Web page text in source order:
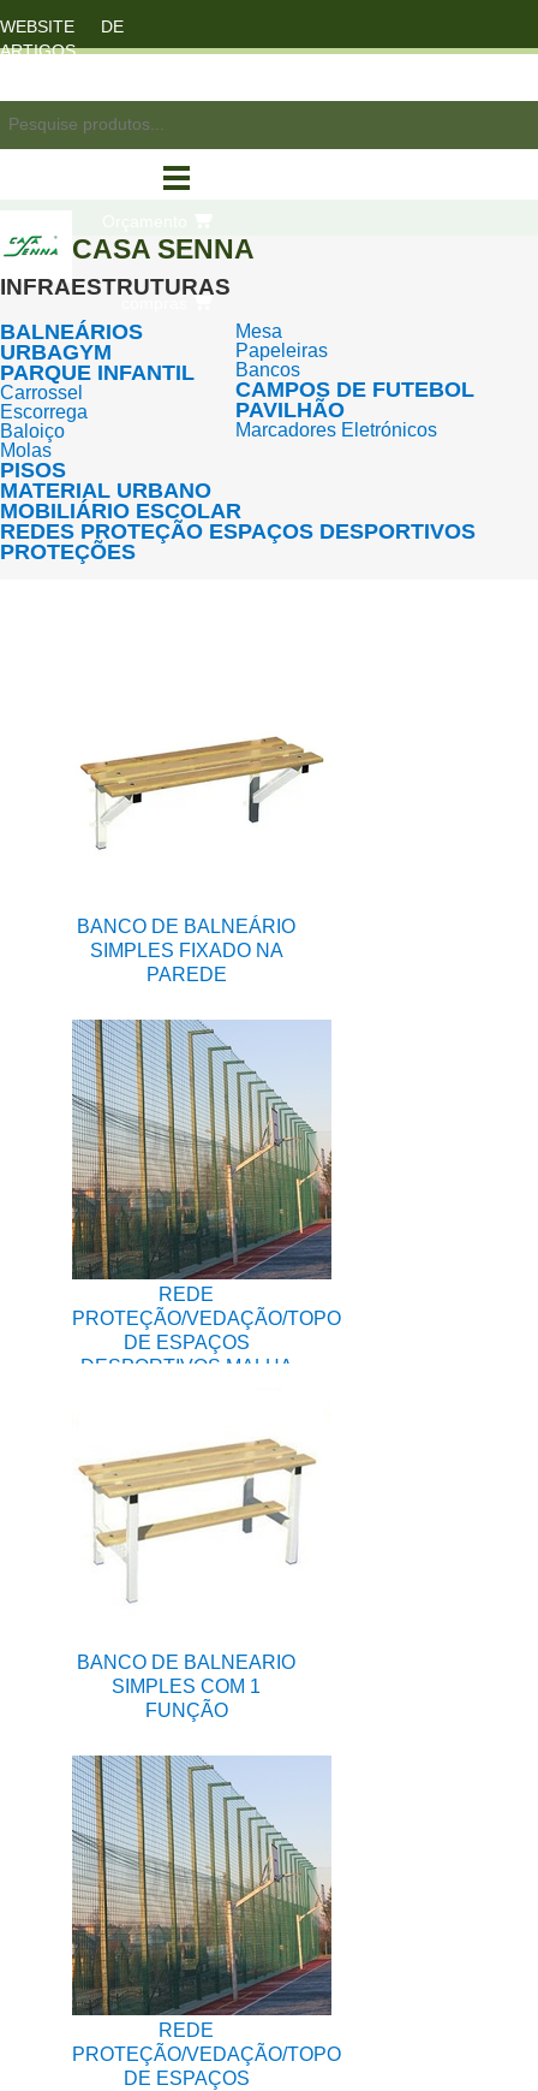
WEBSITE DE
ARTIGOS
CASA SENNA
INFRAESTRUTURAS
BALNEÁRIOS
URBAGYM
PARQUE INFANTIL
Carrossel
Escorrega
Baloiço
Molas
PISOS
MATERIAL URBANO
Mesa
Papeleiras
Bancos
CAMPOS DE FUTEBOL
PAVILHÃO
Marcadores Eletrónicos
MOBILIÁRIO ESCOLAR
REDES PROTEÇÃO ESPAÇOS DESPORTIVOS
PROTEÇÕES
BANCO DE BALNEÁRIO
SIMPLES FIXADO NA
PAREDE
REDE
PROTEÇÃO/VEDAÇÃO/TOPO
DE ESPAÇOS
DESPORTIVOS MALHA
BANCO DE BALNEARIO
SIMPLES COM 1
FUNÇÃO
REDE
PROTEÇÃO/VEDAÇÃO/TOPO
DE ESPAÇOS